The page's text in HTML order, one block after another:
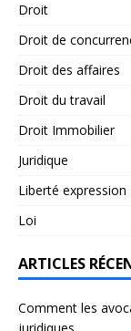
Droit
Droit de
Droit des affaires
Droit du travail
Droit Immobilier
Juridique
Liberté expression
Loi
ARTICLES
Comment les